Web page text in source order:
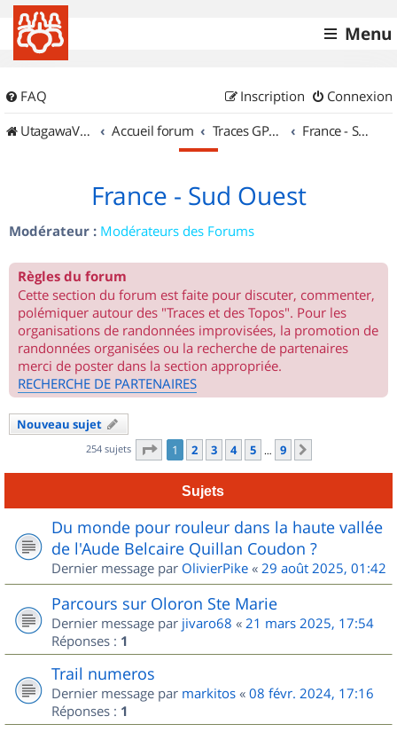
Menu
FAQ Connexion
Inscription
UtagawaVTT (Randos VTT et VTTAE avec traces GPS)
Accueil forum Traces GPS de randos VTT France - Sud Ouest
France - Sud Ouest
Modérateur : Modérateurs des Forums
Règles du forum
Cette section du forum est faite pour discuter, commenter,
polémiquer autour des "Traces et des Topos". Pour les
organisations de randonnées improvisées, la promotion de
randonnées organisées ou la recherche de partenaires
merci de poster dans la section appropriée.
RECHERCHE DE PARTENAIRES
Nouveau sujet
254 sujets Page 1sur
1 2 3 4 5 … 9
Sujets
Du monde pour rouleur dans la haute vallée
de l'Aude Belcaire Quillan Coudon ?
Dernier message par OlivierPike « 29 août 2025, 01:42
Parcours sur Oloron Ste Marie
Dernier message par jivaro68 « 21 mars 2025, 17:54
Réponses : 1
Trail numeros
Dernier message par markitos « 08 févr. 2024, 17:16
Réponses : 1